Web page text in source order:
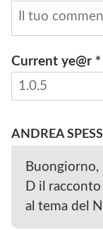
Current ye@r *
ANDREA
Buongiorno,
D il
al tema del